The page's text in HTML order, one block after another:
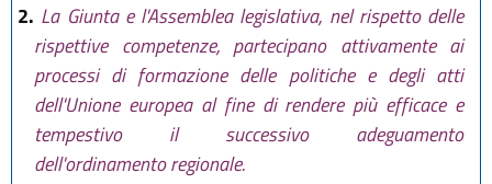
2. La Giunta e l'Assemblea legislativa, nel rispetto delle
rispettive competenze, partecipano attivamente ai
processi di formazione delle politiche e degli atti
dell'Unione europea al fine di rendere più efficace e
tempestivo il successivo adeguamento
dell'ordinamento regionale.